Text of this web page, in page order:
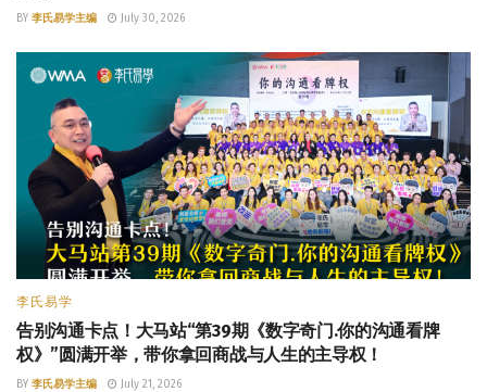
BY 李氏易学主编 July 30, 2026
李氏易学
告别沟通卡点！大马站“第39期《数字奇门.你的沟通看牌
权》”圆满开举，带你拿回商战与人生的主导权！
BY 李氏易学主编 July 21, 2026